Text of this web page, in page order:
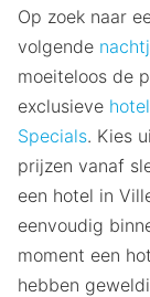
Op zoek naar
volgende
moeiteloos de
exclusieve
Specials. Kies
prijzen vanaf
een hotel in
eenvoudig
moment een
hebben